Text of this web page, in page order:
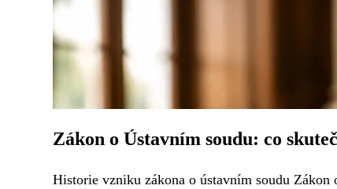
Zákon o Ústavním soudu: co
Historie vzniku zákona o ústavním soudu